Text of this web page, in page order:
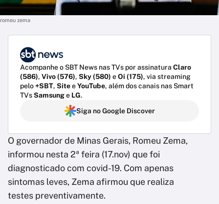
romeu zema
Acompanhe o SBT News nas TVs por assinatura Claro
(586), Vivo (576), Sky (580) eOi (175), via streaming
pelo+SBT, SiteeYouTube, além dos canais nas Smart
TVsSamsunge LG.
Siga no Google Discover
O governador de Minas Gerais, Romeu Zema,
informou nesta 2ª feira (17.nov) que foi
diagnosticado com covid-19. Com apenas
sintomas leves, Zema afirmou que realiza
testes preventivamente.